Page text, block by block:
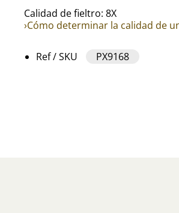
Calidad de fieltro: 8X
›Cómo determinar la calidad de
Ref / SKU PX9168